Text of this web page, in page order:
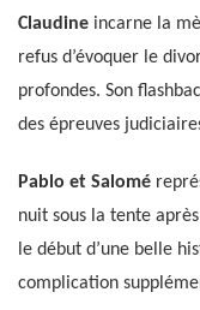
Claudine incarne la
refus d’évoquer le
profondes. Son
des épreuves
Pablo et Salomé
nuit sous la tente
le début d’une belle
complication